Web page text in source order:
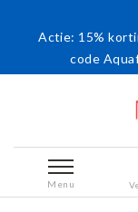
Actie: 15%
code
Menu